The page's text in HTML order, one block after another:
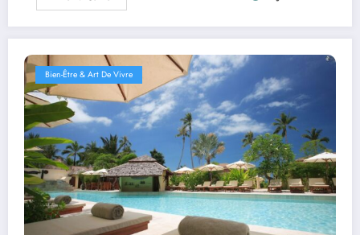
Bien-Être & Art De Vivre